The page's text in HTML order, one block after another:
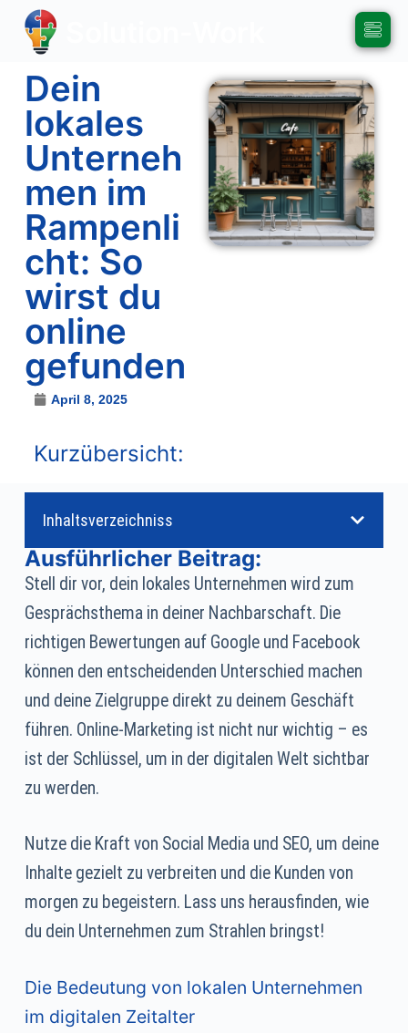
Dein
lokales
Unterneh
men im
Rampenli
cht: So
wirst du
online
gefunden
April 8, 2025
Kurzübersicht:
Inhaltsverzeichniss
Ausführlicher Beitrag:
Stell dir vor, dein lokales Unternehmen wird zum
Gesprächsthema in deiner Nachbarschaft. Die
richtigen Bewertungen auf Google und Facebook
können den entscheidenden Unterschied machen
und deine Zielgruppe direkt zu deinem Geschäft
führen. Online-Marketing ist nicht nur wichtig – es
ist der Schlüssel, um in der digitalen Welt sichtbar
zu werden.
Nutze die Kraft von Social Media und SEO, um deine
Inhalte gezielt zu verbreiten und die Kunden von
morgen zu begeistern. Lass uns herausfinden, wie
du dein Unternehmen zum Strahlen bringst!
Die Bedeutung von lokalen Unternehmen
im digitalen Zeitalter